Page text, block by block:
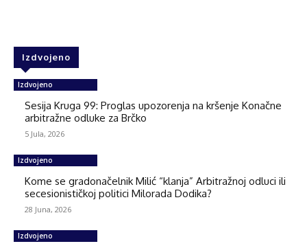
Izdvojeno
Izdvojeno
Sesija Kruga 99: Proglas upozorenja na kršenje Konačne
arbitražne odluke za Brčko
5 Jula, 2026
Izdvojeno
Kome se gradonačelnik Milić “klanja” Arbitražnoj odluci ili
secesionističkoj politici Milorada Dodika?
28 Juna, 2026
Izdvojeno